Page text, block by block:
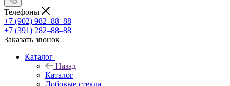
Телефоны
+7 (902) 982‒88‒88
+7 (391) 282‒88‒88
Заказать звонок
Каталог
Назад
Каталог
Лобовые стекла